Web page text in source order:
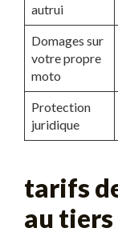
autrui
Domages sur
votre propre
moto
Protection
juridique
tarifs
au